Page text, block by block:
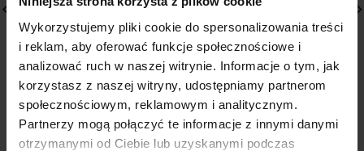
Wykorzystujemy pliki cookie do spersonalizowania treści
i reklam, aby oferować funkcje społecznościowe i
analizować ruch w naszej witrynie. Informacje o tym, jak
korzystasz z naszej witryny, udostępniamy partnerom
społecznościowym, reklamowym i analitycznym.
Partnerzy mogą połączyć te informacje z innymi danymi
otrzymanymi od Ciebie lub uzyskanymi podczas
Paese After Hybrid
odbudowująca
odżywka do paznokci 8
zł
Paese Nail Therapy
paznokieć w płynie
odżywka do paznokci
8ml
20,56zł